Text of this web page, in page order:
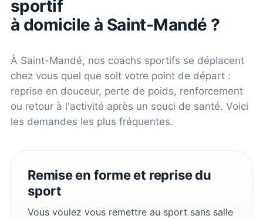
sportif
à domicile à Saint-Mandé ?
À Saint-Mandé, nos coachs sportifs se déplacent
chez vous quel que soit votre point de départ :
reprise en douceur, perte de poids, renforcement
ou retour à l'activité après un souci de santé. Voici
les demandes les plus fréquentes.
Remise en forme et reprise du
sport
Vous voulez vous remettre au sport sans salle